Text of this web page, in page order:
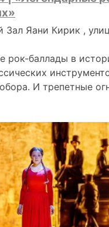
Зал Яани Кирик ,
рок-баллады в
И трепетные